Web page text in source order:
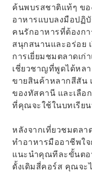
ค้นพบรสชาติแท้ๆ ขอ
อาหารแบบลงมือปฏิ
คนรักอาหารที่ต้องก
สนุกสนานและอร่อย
การเยี่ยมชมตลาดเก่
เชี่ยวชาญที่พูดได้หล
ขายสินค้าหลากสีสัน
ของทัสคานี และเลื
ที่คุณจะใช้ในบทเรีย
หลังจากเที่ยวชมตลา
ทำอาหารมืออาชีพใจ
แนะนำคุณทีละขั้นตอ
ดั้งเดิมสี่คอร์ส คุณจะ